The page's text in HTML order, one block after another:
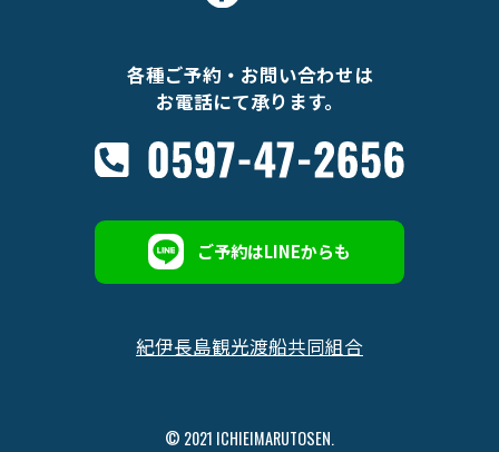
各種ご予約・お問い合わせは
お電話にて承ります。
ご予約はLINEからも
紀伊長島観光渡船共同組合
© 2021 ICHIEIMARUTOSEN.